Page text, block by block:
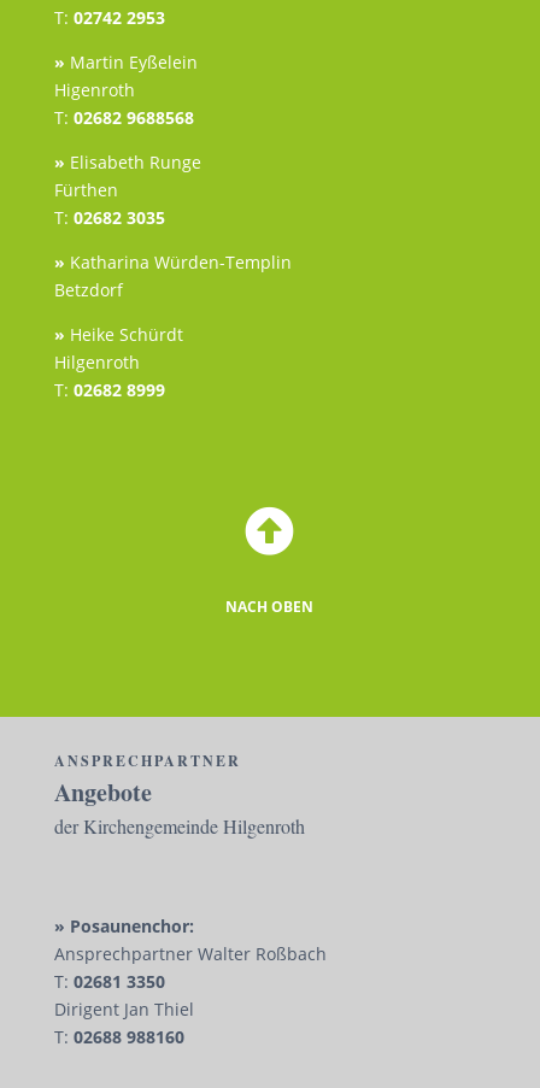
T: 02742 2953
» Martin Eyßelein
Higenroth
T: 02682 9688568
» Elisabeth Runge
Fürthen
T: 02682 3035
» Katharina Würden-Templin
Betzdorf
» Heike Schürdt
Hilgenroth
T: 02682 8999

NACH OBEN
ANSPRECHPARTNER
Angebote
der Kirchengemeinde Hilgenroth
» Posaunenchor:
Ansprechpartner Walter Roßbach
T: 02681 3350
Dirigent Jan Thiel
T: 02688 988160